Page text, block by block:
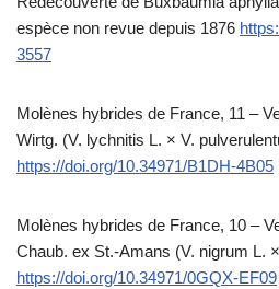
espèce non revue depuis 1876
3557
Molènes hybrides de France, 11 –
Wirtg. (V. lychnitis L. × V.
https://doi.org/10.34971/B1DH-4B05
Molènes hybrides de France, 10 –
Chaub. ex St.-Amans (V. nigrum L.
https://doi.org/10.34971/0GQX-EF09